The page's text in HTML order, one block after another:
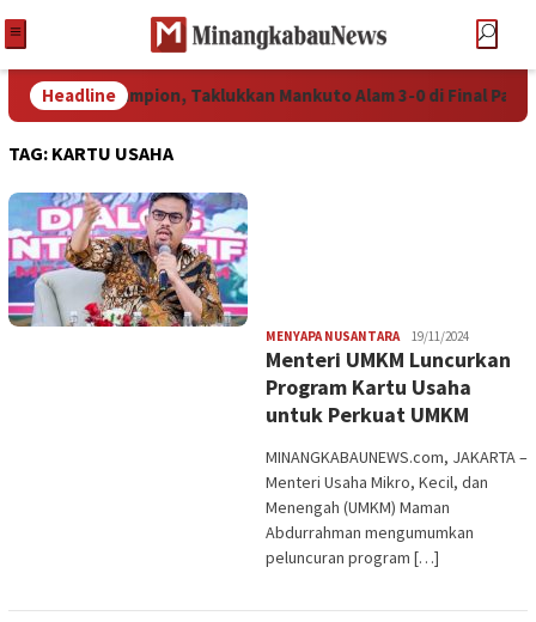
Headline
to Back Champion, Taklukkan Mankuto Alam 3-0 di Final
TAG: KARTU USAHA
MENYAPA NUSANTARARedaksi
19/11/2024
Menteri UMKM Luncurkan
Program Kartu Usaha
untuk Perkuat UMKM
MINANGKABAUNEWS.com, JAKARTA –
Menteri Usaha Mikro, Kecil, dan
Menengah (UMKM) Maman
Abdurrahman mengumumkan
peluncuran program […]